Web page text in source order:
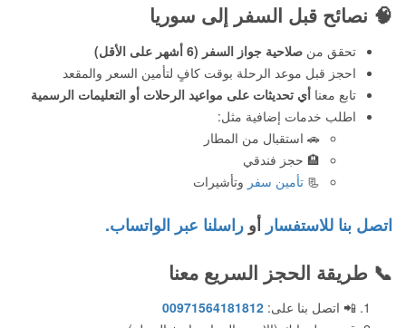
🧠 نصائح قبل السفر إلى سوريا
تحقق من صلاحية جواز السفر (6 أشهر على الأقل)
احجز قبل موعد الرحلة بوقت كافٍ لتأمين السعر والمقعد
تابع معنا أي تحديثات على مواعيد الرحلات أو التعليمات الرسمية
اطلب خدمات إضافية مثل:
🚗 استقبال من المطار
🏨 حجز فندقي
📃 تأمين سفر وتأشيرات
اتصل بنا للاستفسار أو راسلنا عبر الواتساب.
📞 طريقة الحجز السريع معنا
📲 اتصل بنا على: 00971564181812